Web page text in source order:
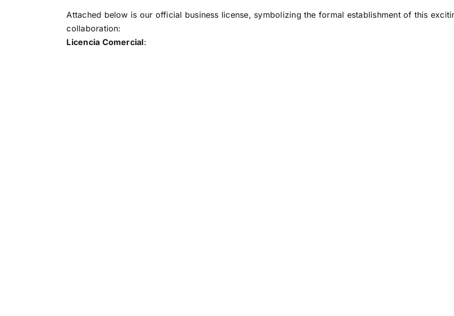
Attached below is our official business license, symbolizing the formal establishment of this
collaboration:
Licencia Comercial: